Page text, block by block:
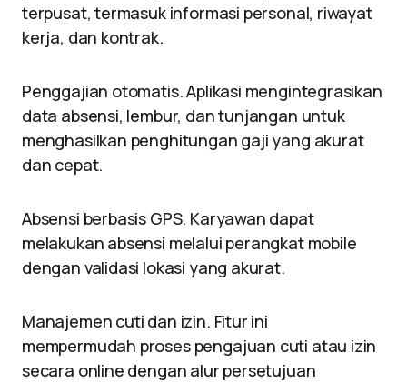
terpusat, termasuk informasi personal, riwayat
kerja, dan kontrak.
Penggajian otomatis. Aplikasi mengintegrasikan
data absensi, lembur, dan tunjangan untuk
menghasilkan penghitungan gaji yang akurat
dan cepat.
Absensi berbasis GPS. Karyawan dapat
melakukan absensi melalui perangkat mobile
dengan validasi lokasi yang akurat.
Manajemen cuti dan izin. Fitur ini
mempermudah proses pengajuan cuti atau izin
secara online dengan alur persetujuan